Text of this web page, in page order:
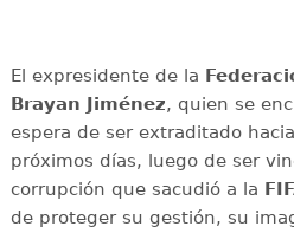
El expresidente de la
Brayan Jiménez, quien se
espera de ser extraditado hacia
próximos días, luego de ser
corrupción que sacudió a la
de proteger su gestión, su